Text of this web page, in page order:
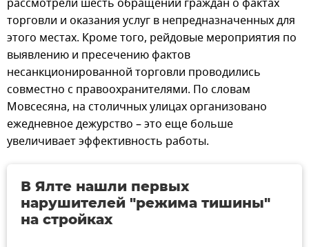
торговли и оказания услуг в непредназначенных для
этого местах. Кроме того, рейдовые мероприятия по
выявлению и пресечению фактов
несанкционированной торговли проводились
совместно с правоохранителями. По словам
Мовсесяна, на столичных улицах организовано
ежедневное дежурство – это еще больше
увеличивает эффективность работы.
В Ялте нашли первых
нарушителей "режима тишины"
на стройках